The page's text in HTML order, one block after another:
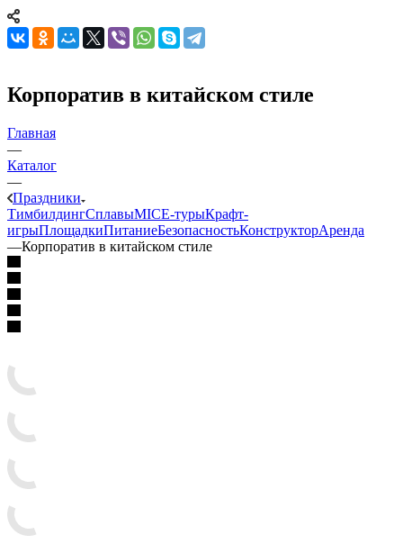
Корпоратив в китайском стиле
Главная
—
Каталог
—
Праздники
ТимбилдингСплавыMICE‑турыКрафт-
игрыПлощадкиПитаниеБезопасностьКонструкторАренда
—Корпоратив в китайском стиле